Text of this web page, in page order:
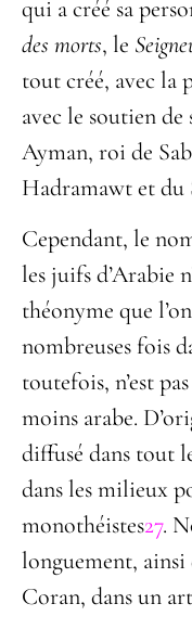
qui a créé sa
des morts, le
tout créé, avec la
avec le soutien de
Ayman, roi de
Hadramawt et du
Cependant, le
les juifs d’Arabie
théonyme que
nombreuses fois
toutefois, n’est
moins arabe.
diffusé dans tout
dans les milieux
monothéistes27.
longuement, ainsi
Coran, dans un